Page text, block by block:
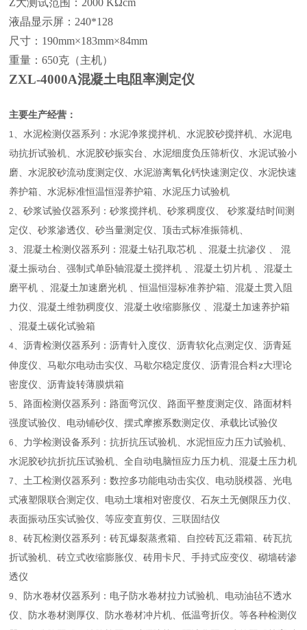
Z大测试范围： 2000 KΩcm
液晶显示屏： 240*128
尺寸： 190mm×183mm×84mm
重量：650克（主机）
ZXL-4000A混凝土电阻率测定仪
主要生产经营：
1、水泥检测仪器系列：水泥净浆搅拌机、水泥胶砂搅拌机、水泥电
动抗折试验机、水泥胶砂振实台、水泥细度负压筛析仪、水泥试验小
磨、水泥胶砂流动度测定仪、水泥游离氧化钙快速测定仪、水泥快速
养护箱、水泥标准恒温恒湿养护箱、水泥压力试验机
2、砂浆试验仪器系列：砂浆搅拌机、砂浆稠度仪、 砂浆凝结时间测
定仪、砂浆渗透仪、砂当量测定仪、顶击式标准振筛机、
3、混凝土检测仪器系列：混凝土钻孔取芯机 、混凝土抗渗仪 、 混
凝土振动台、强制式单卧轴混凝土搅拌机 、混凝土切片机 、混凝土
磨平机 、混凝土加速磨光机 、恒温恒湿标准养护箱、混凝土贯入阻
力仪、混凝土维勃稠度仪、混凝土收缩膨胀仪 、混凝土加速养护箱
、混凝土碳化试验箱
4、沥青检测仪器系列：沥青针入度仪、沥青软化点测定仪、沥青延
伸度仪、马歇尔电动击实仪、马歇尔稳定度仪、沥青混合料z大理论
密度仪、沥青旋转薄膜烘箱
5、路面检测仪器系列：路面弯沉仪、路面平整度测定仪、路面材料
强度试验仪、电动铺砂仪、摆式摩擦系数测定仪、承载比试验仪
6、力学检测设备系列：抗折抗压试验机、水泥恒应力压力试验机、
水泥胶砂抗折抗压试验机、全自动电脑恒应力压力机、混凝土压力机
7、土工检测仪器系列：数控多功能电动击实仪、电动脱模器、光电
式液塑限联合测定仪、电动土壤相对密度仪、石灰土无侧限压力仪、
表面振动压实试验仪、等应变直剪仪、三联固结仪
8、砖瓦检测仪器系列：砖瓦爆裂蒸煮箱、自控砖瓦泛霜箱、砖瓦抗
折试验机、砖立式收缩膨胀仪、砖用卡尺、手持式应变仪、砌墙砖渗
透仪
9、防水卷材仪器系列：电子防水卷材拉力试验机、电动油毡不透水
仪、防水卷材测厚仪、防水卷材冲片机、低温弯折仪。等各种检测仪